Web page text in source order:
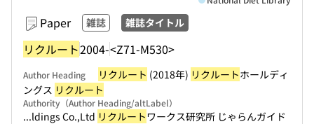
Paper 雑誌 雑誌タイトル
リクルート2004-<Z71-M530>
Author Heading リクルート (2018年) リクルートホールディ
ングス リクルート
Authority（Author Heading/altLabel）
...ldings Co.,Ltd リクルートワークス研究所 じゃらんガイド